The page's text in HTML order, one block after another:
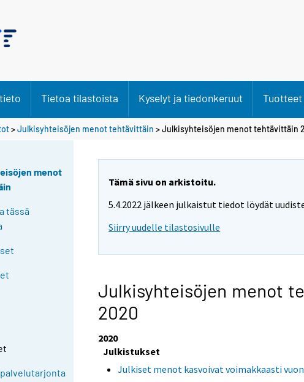
Tietoa tilastoista Kyselyt ja tiedonkeruut
>Julkisyhteisöjen menot tehtävittäin > Julkisyhteisöjen menot tehtävittäin
menot
tässä
Tämä sivu on arkistoitu.
5.4.2022 jälkeen julkaistut tiedot löydät
Siirry uudelle tilastosivulle
Julkisyhteisöjen menot
2020
2020
Julkistukset
Julkiset menot kasvoivat voimakkaasti